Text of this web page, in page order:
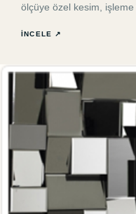
ölçüye özel kesim,
İNCELE ↗